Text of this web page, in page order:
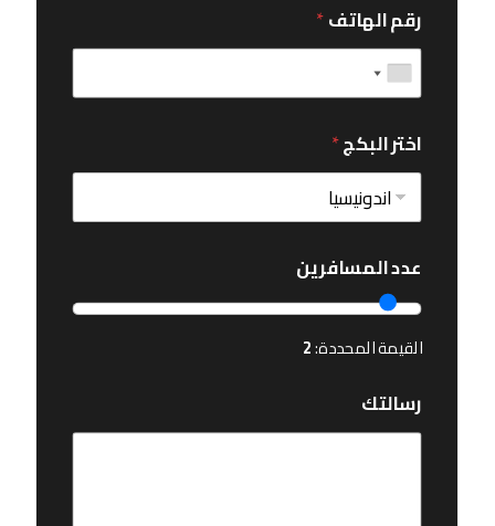
رقم الهاتف*
اختر البكج*
عدد المسافرين
القيمة المحددة:2
رسالتك